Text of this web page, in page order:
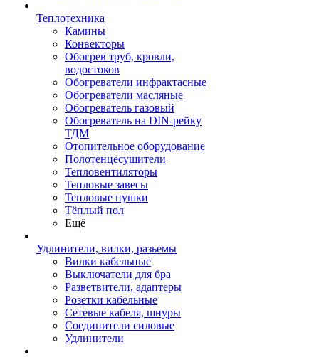
Теплотехника
Камины
Конвекторы
Обогрев труб, кровли,
водостоков
Обогреватели инфрактасные
Обогреватели масляные
Обогреватель газовый
Обогреватель на DIN-рейку
ТДМ
Отопительное оборудование
Полотенцесушители
Тепловентиляторы
Тепловые завесы
Тепловые пушки
Тёплый пол
Ещё
Удлинители, вилки, разьемы
Вилки кабельные
Выключатели для бра
Разветвители, адаптеры
Розетки кабельные
Сетевые кабеля, шнуры
Соединители силовые
Удлинители